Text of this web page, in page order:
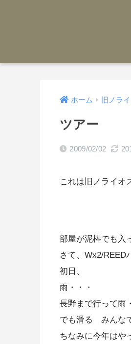
ホーム 旧ノラ
ツアー
2009/02/02
これは旧ノライオ
部屋が泥棒でも入
さて、Wx2/REED
初日、
雨・・・
長野まで行って雨
でも滑る みんな
ちなみに今年はや